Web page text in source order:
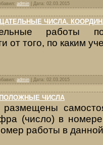
admin | Дата: 02.03.2015
ЧИСЛА.
работы
от того, по каким
admin | Дата: 02.03.2015
ЧИСЛА
размещены
(число) в
работы в